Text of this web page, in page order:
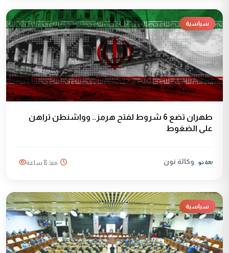
سياسية
طهران تضع 6 شروط لفتح هرمز.. وواشنطن تراهن
على الضغوط
وكالة نون منذ 8 ساعة
سياسية